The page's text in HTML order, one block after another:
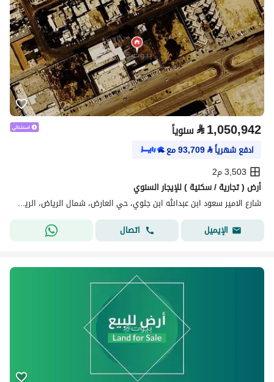
⃁1,050,942 سنوياً
ادفع شهرياً⃁
93,709مع
3,503 م2
أرض ( تجارية / سكنية ) للإيجار السنوي
شارع الامير سعود ابن عبدالله ابن جلوي، حي العارض، شمال الرياض، الرياض
الإيميل
اتصال